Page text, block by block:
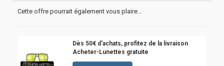
Cette offre pourrait également vous plaire...
Dès 50€ d'achats, profitez de la livraison
Acheter-Lunettes gratuite